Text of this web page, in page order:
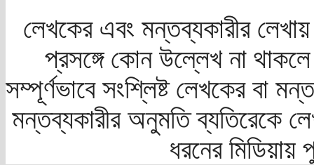
লেখকের এবং মন্তব্যকারীর
প্রসঙ্গে কোন উল্লেখ না
সম্পূর্ণভাবে সংশ্লিষ্ট লেখকের বা
মন্তব্যকারীর অনুমতি ব্যতিরেকে
ধরনের মিডিয়ায়